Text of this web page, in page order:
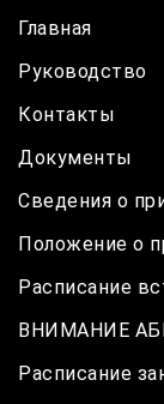
Главная
Руководство
Контакты
Документы
Сведения о
Положение о
Расписание
ВНИМАНИЕ
Расписание